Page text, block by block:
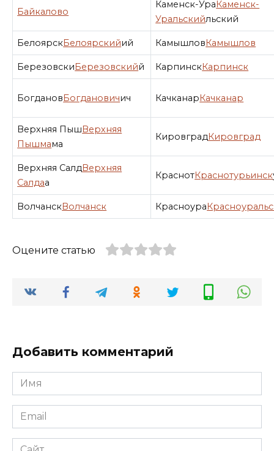
Байкалово
Каменск-УраКаменск-
Уральскийльский
БелоярскБелоярскийий КамышловКамышлов
БерезовскиБерезовскийй КарпинскКарпинск
БогдановБогдановичич КачканарКачканар
Верхняя ПышВерхняя
Пышмама
КировградКировград
Верхняя СалдВерхняя
Салдаа
КраснотКраснотурьинск
ВолчанскВолчанск Красноура
Оцените статью
Добавить комментарий
Имя
*
Email
*
Сайт